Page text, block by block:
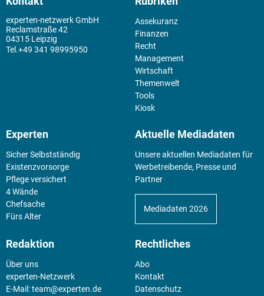
experten-netzwerk GmbH
Reclamstraße 42
04315 Leipzig
+49 341 98995950
Assekuranz
Finanzen
Recht
Management
Wirtschaft
Themenwelt
Tools
Kiosk
Experten
Sicher Selbstständig
Existenz­vorsorge
Pflege versichert
4 Wände
Chefsache
Fürs Alter
Aktuelle Mediadaten
Unsere aktuellen Mediadaten für
Werbetreibende, Presse und
Partner
Mediadaten 2026
Redaktion
Über uns
experten-Netzwerk
E-Mail:team@experten.de
Rechtliches
Abo
Kontakt
Datenschutz